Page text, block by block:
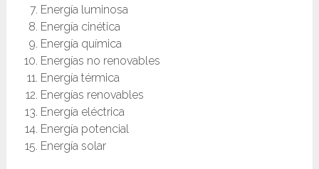
Energía luminosa
Energía cinética
Energía química
Energías no renovables
Energía térmica
Energías renovables
Energía eléctrica
Energía potencial
Energía solar